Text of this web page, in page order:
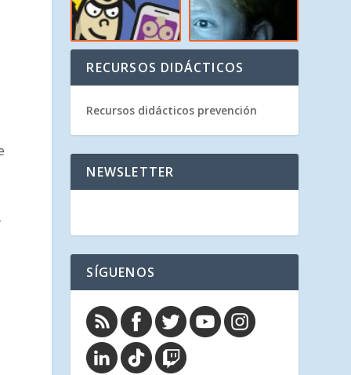
RECURSOS DIDÁCTICOS
Recursos didácticos prevención
NEWSLETTER
SÍGUENOS